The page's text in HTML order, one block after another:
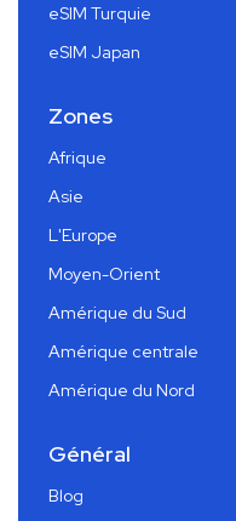
eSIM Turquie
eSIM Japan
Zones
Afrique
Asie
L'Europe
Moyen-Orient
Amérique du Sud
Amérique centrale
Amérique du Nord
Général
Blog